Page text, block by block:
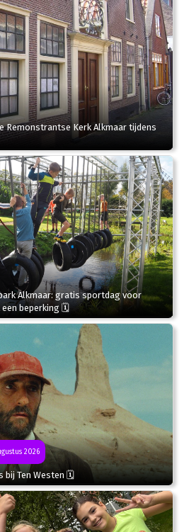
Remonstrantse Kerk Alkmaar tijdens
Alkmaar: gratis sportdag voor
beperking 🗓
2026
bij Ten Westen 🗓